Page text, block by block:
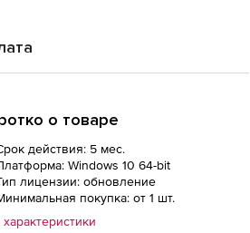
о товаре
действия: 5 мес.
Windows 10 64-bit
лицензии: обновление
покупка: от 1 шт.